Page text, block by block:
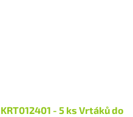
KRT012401 - 5 ks Vrtáků do